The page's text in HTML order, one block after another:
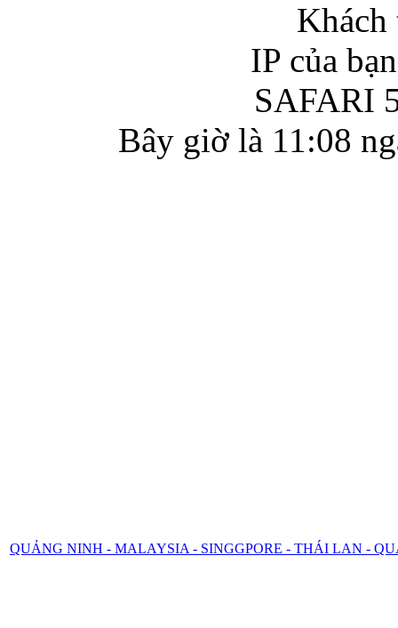
Khách
IP của
SAFARI
Bây giờ là 11:08
QUẢNG NINH - MALAYSIA - SINGGPORE - THÁI LAN -